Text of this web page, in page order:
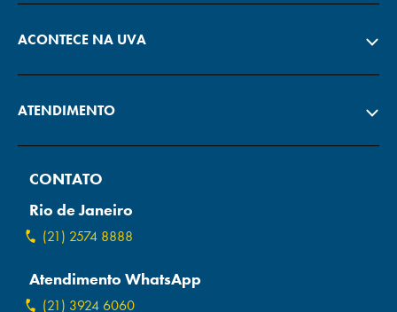
ACONTECE NA UVA
ATENDIMENTO
CONTATO
Rio de Janeiro
(21) 2574 8888
Atendimento WhatsApp
(21) 3924 6060